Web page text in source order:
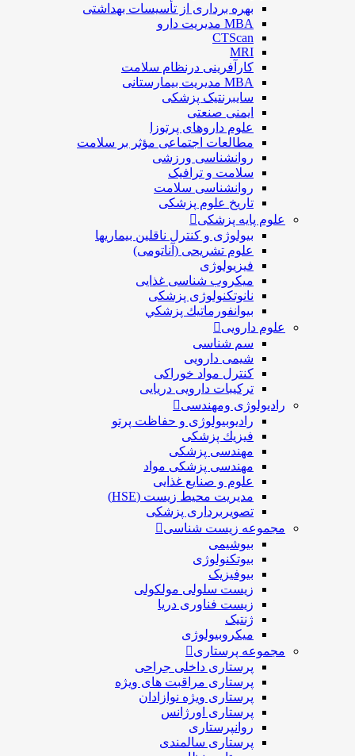
بهره برداری از تأسیسات بهداشتی
MBA مدیریت دارو
CTScan
MRI
کارآفرینی درنظام سلامت
MBA مدیریت بیمارستانی
سایبرنتیک پزشکی
ایمنی صنعتی
علوم داروهای پرتوزا
مطالعات اجتماعی مؤثر بر سلامت
روانشناسی ورزشی
سلامت و ترافیک
روانشناسی سلامت
تاریخ علوم پزشکی
علوم پایه پزشکی
بیولوژی و کنترل ناقلین بیماریها
علوم تشریحی (آناتومی)
فیزیولوژی
ميكروب شناسی غذایی
نانوتکنولوژی پزشکی
بيوانفورماتيك پزشكي
علوم دارویی
سم شناسی
شیمی دارویی
کنترل مواد خوراکی
ترکیبات دارویی دریایی
رادیولوژی ومهندسی
رادیوبیولوژی و حفاظت پرتو
فيزيك پزشکی
مهندسی پزشکی
مهندسی پزشکی مواد
علوم و صنايع غذایی
مدیریت محیط زیست (HSE)
تصویربرداری پزشکی
مجموعه زیست شناسی
بیوشیمی
بیوتکنولوژی
بیوفیزیک
زیست سلولی مولکولی
زیست فناوری دریا
ژنتیک
میکروبیولوژی
مجموعه پرستاری
پرستاری داخلی جراحی
پرستاری مراقبت های ويژه
پرستاری ويژه نوازادان
پرستاری اورژانس
روانپرستاری
پرستاری سالمندی